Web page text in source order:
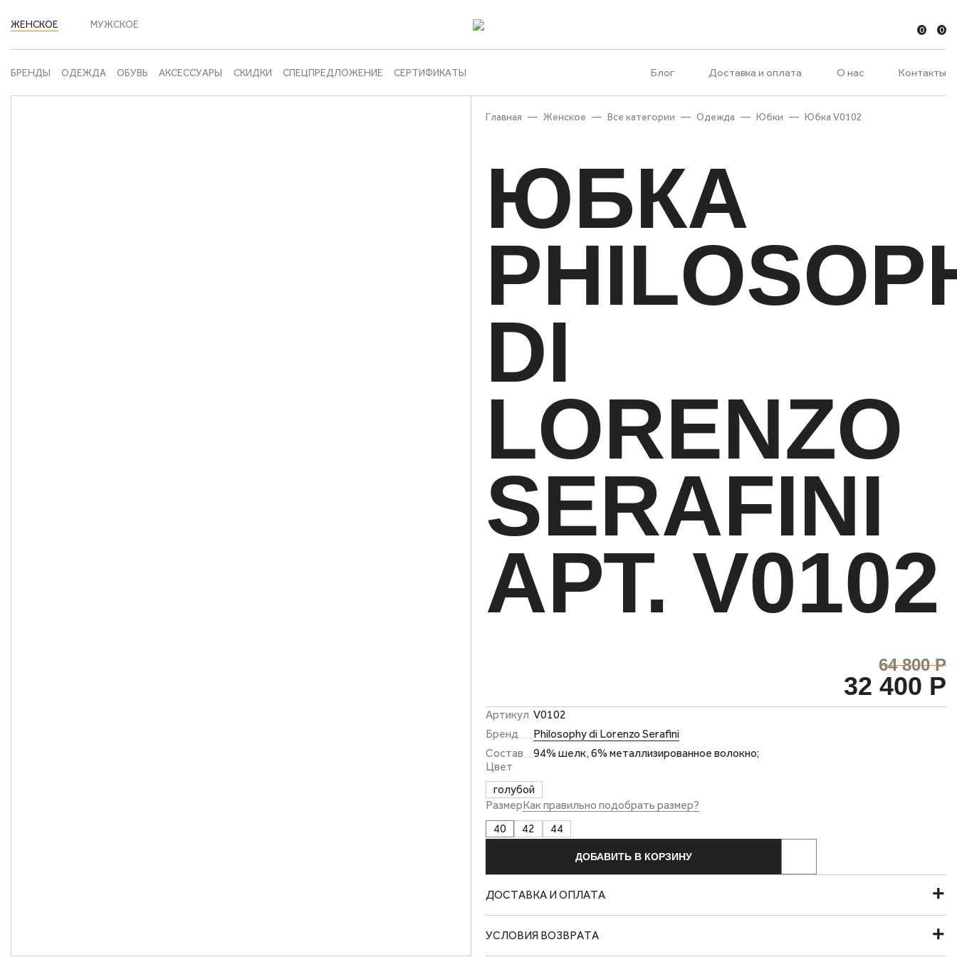
ЖЕНСКОЕ МУЖСКОЕ 0 0
БРЕНДЫ ОДЕЖДА ОБУВЬ АКСЕССУАРЫ СКИДКИ СПЕЦПРЕДЛОЖЕНИЕ СЕРТИФИКАТЫ Блог Доставка и оплата О нас Контакты
Главная — Женское — Все категории — Одежда — Юбки — Юбка V0102
ЮБКА
DI
LORENZO
SERAFINI
АРТ. V0102
64 800 Р
32 400 Р
Артикул V0102
Бренд
Philosophy di Lorenzo Serafini
Состав
94% шелк, 6% металлизированное волокно;
Цвет
голубой
РазмерКак правильно подобрать размер?
40
42 44
ДОБАВИТЬ В КОРЗИНУ
ДОСТАВКА И ОПЛАТА
УСЛОВИЯ ВОЗВРАТА